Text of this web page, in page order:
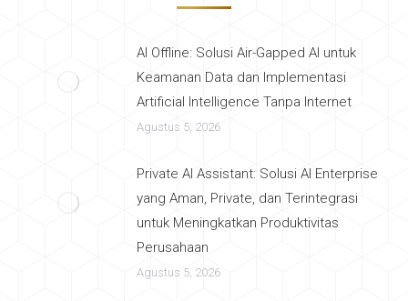
AI Offline: Solusi Air-Gapped AI untuk
Keamanan Data dan Implementasi
Artificial Intelligence Tanpa Internet
Agustus 5, 2026
Private AI Assistant: Solusi AI Enterprise
yang Aman, Private, dan Terintegrasi
untuk Meningkatkan Produktivitas
Perusahaan
Agustus 5, 2026